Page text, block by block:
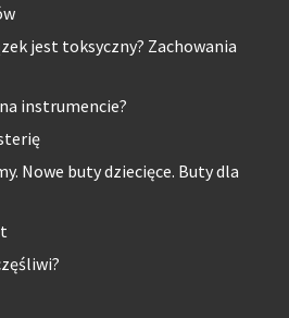
jest toksyczny? Zachowania
instrumencie?
Nowe buty dziecięce. Buty dla